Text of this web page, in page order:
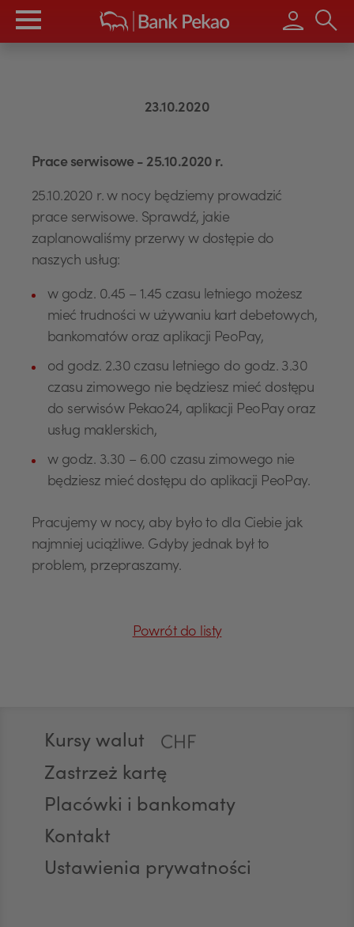
Wpisz
23.10.2020
Prace serwisowe - 25.10.2020 r.
25.10.2020 r. w nocy będziemy prowadzić
prace serwisowe. Sprawdź, jakie
zaplanowaliśmy przerwy w dostępie do
naszych usług:
w godz. 0.45 – 1.45 czasu letniego możesz
mieć trudności w używaniu kart debetowych,
bankomatów oraz aplikacji PeoPay,
od godz. 2.30 czasu letniego do godz. 3.30
czasu zimowego nie będziesz mieć dostępu
do serwisów Pekao24, aplikacji PeoPay oraz
usług maklerskich,
w godz. 3.30 – 6.00 czasu zimowego nie
będziesz mieć dostępu do aplikacji PeoPay.
Pracujemy w nocy, aby było to dla Ciebie jak
najmniej uciążliwe. Gdyby jednak był to
problem, przepraszamy.
Powrót do listy
Kursy walut
USD
CHF
AED
AUD
Zastrzeż kartę
Placówki i bankomaty
Kontakt
Ustawienia prywatności